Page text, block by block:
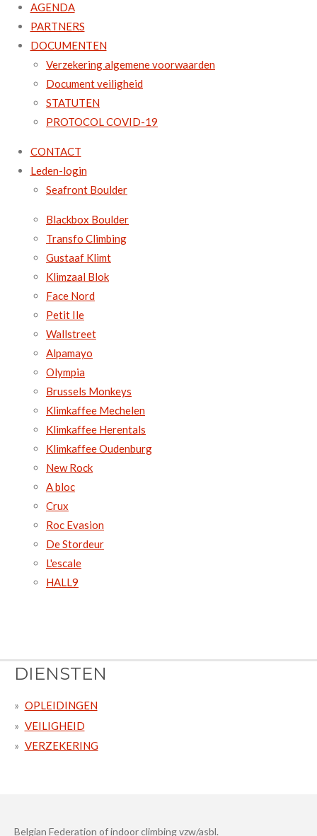
AGENDA
PARTNERS
DOCUMENTEN
Verzekering algemene voorwaarden
Document veiligheid
STATUTEN
PROTOCOL COVID-19
CONTACT
Leden-login
Seafront Boulder
Blackbox Boulder
Transfo Climbing
Gustaaf Klimt
Klimzaal Blok
Face Nord
Petit Ile
Wallstreet
Alpamayo
Olympia
Brussels Monkeys
Klimkaffee Mechelen
Klimkaffee Herentals
Klimkaffee Oudenburg
New Rock
A bloc
Crux
Roc Evasion
De Stordeur
L'escale
HALL9
DIENSTEN
OPLEIDINGEN
VEILIGHEID
VERZEKERING
Belgian Federation of indoor climbing vzw/asbl.